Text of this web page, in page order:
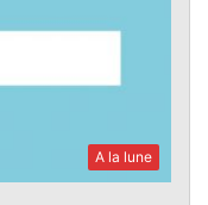
A la lune